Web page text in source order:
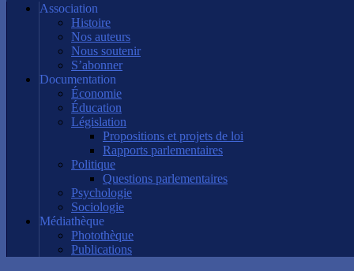
Association
Histoire
Nos auteurs
Nous soutenir
S’abonner
Documentation
Économie
Éducation
Législation
Propositions et projets de loi
Rapports parlementaires
Politique
Questions parlementaires
Psychologie
Sociologie
Médiathèque
Photothèque
Publications